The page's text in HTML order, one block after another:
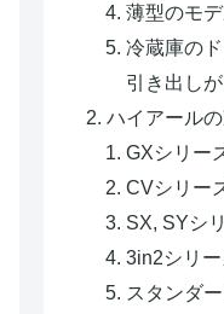
薄型のモ
冷蔵庫の
引き出し
ハイアール
GXシリー
CVシリー
SX, SYシ
3in2シリ
スタンダ